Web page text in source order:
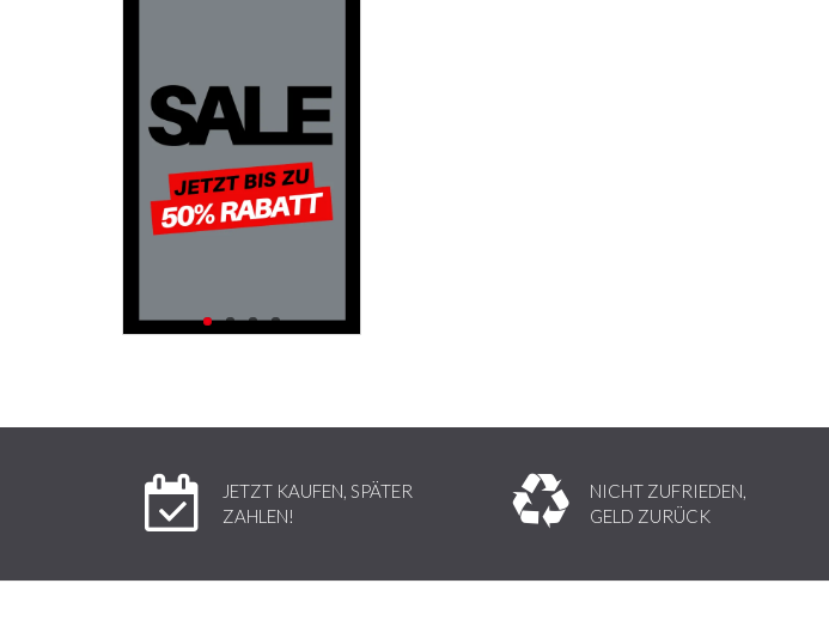
JETZT KAUFEN, SPÄTER
ZAHLEN!
NICHT ZUFRIEDEN,
GELD ZURÜCK